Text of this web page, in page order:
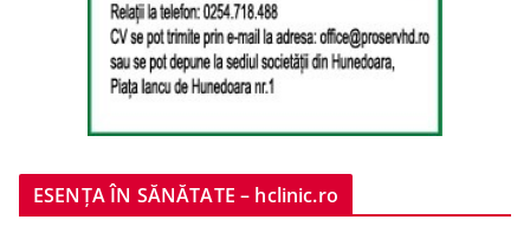
ESENȚA ÎN SĂNĂTATE – hclinic.ro